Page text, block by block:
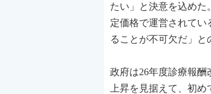
たい」と決意を込めた
定価格で運営されてい
ることが不可欠だ」と
政府は26年度診療報酬
上昇を見据えて、初